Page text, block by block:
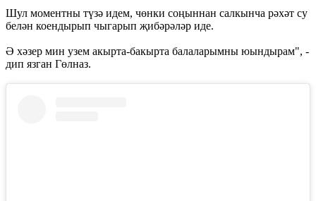
Шул моментны түзә идем, чөнки соңыннан салкынча рәхәт су
белән коендырып чыгарып җибәрәләр иде.
Ә хәзер мин узем акырта-бакырта балаларымны юындырам", -
дип язган Гөлназ.